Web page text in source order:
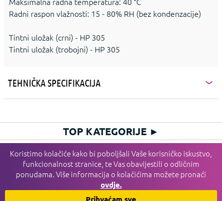
Radni raspon vlažnosti: 15 - 80% RH (bez kondenzacije)
Tintni uložak (crni) - HP 305
Tintni uložak (trobojni) - HP 305
TEHNIČKA SPECIFIKACIJA
Koristimo kolačiće kako bi poboljšali Vaše korisničko iskustvo,
funkcionalnost stranice, te Vas obavijestili o odličnim
ponudama. Više informacija o kolačićima možete pronaći
ovdje.
TOP KATEGORIJE ►
HIT KATEGORIJE ►
PLAĆANJE I DOSTAVA I SERVIS►
INFORMACIJE